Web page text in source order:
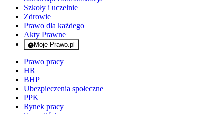
Szkoły i uczelnie
Zdrowie
Prawo dla każdego
Akty Prawne
Moje Prawo.pl
- rejestracja i logowanie do serwisu
Prawo pracy
HR
BHP
Ubezpieczenia społeczne
PPK
Rynek pracy